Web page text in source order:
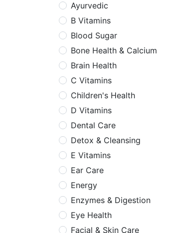
Ayurvedic
B Vitamins
Blood Sugar
Bone Health & Calcium
Brain Health
C Vitamins
Children's Health
D Vitamins
Dental Care
Detox & Cleansing
E Vitamins
Ear Care
Energy
Enzymes & Digestion
Eye Health
Facial & Skin Care